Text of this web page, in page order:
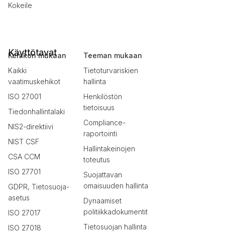
Kokeile
Käyttötavat
Kehikon mukaan
Kaikki
vaatimuskehikot
ISO 27001
Tiedonhallintalaki
NIS2-direktiivi
NIST CSF
CSA CCM
ISO 27701
GDPR, Tietosuoja-
asetus
ISO 27017
ISO 27018
Teeman mukaan
Tietoturvariskien
hallinta
Henkilöstön
tietoisuus
Compliance-
raportointi
Hallintakeinojen
toteutus
Suojattavan
omaisuuden hallinta
Dynaamiset
politiikkadokumentit
Tietosuojan hallinta